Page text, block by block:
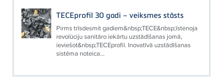
TECEprofil 30 gadi – veiksmes stāsts
Pirms trīsdesmit gadiem&nbsp;TECE&nbsp;īstenoja
revolūciju sanitāro iekārtu uzstādīšanas jomā,
ieviešot&nbsp;TECEprofil. Inovatīvā uzstādīšanas
sistēma noteica...